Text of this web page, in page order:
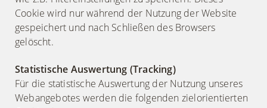
Cookie wird nur während der Nutzung der Website
gespeichert und nach Schließen des Browsers
gelöscht.
Statistische Auswertung (Tracking)
Für die statistische Auswertung der Nutzung unseres
Webangebotes werden die folgenden zielorientierten